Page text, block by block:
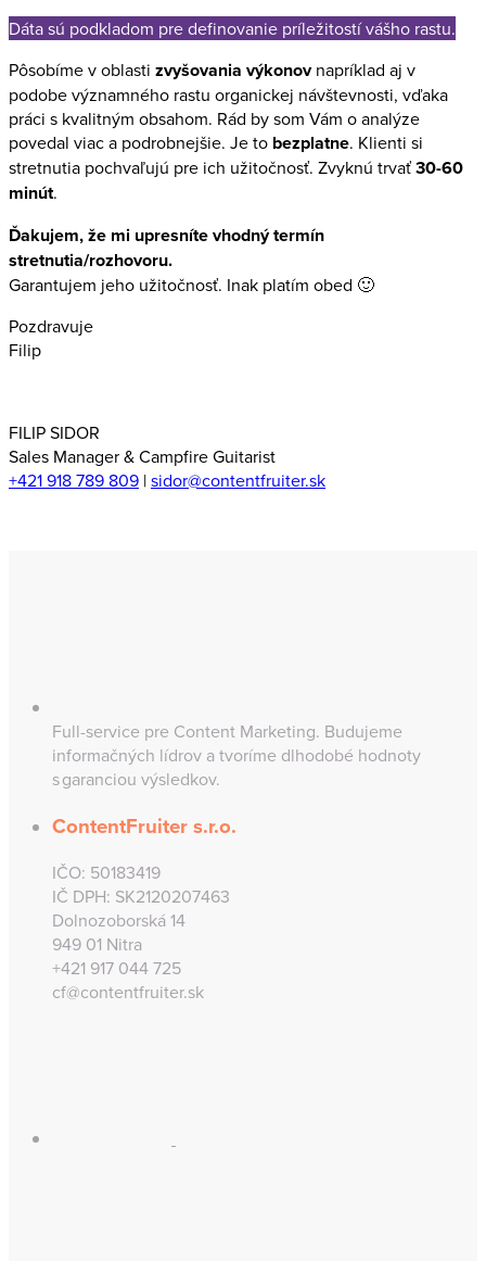
Dáta sú podkladom pre definovanie príležitostí vášho rastu.
Pôsobíme v oblasti zvyšovania výkonovnapríklad aj v
podobe významného rastu organickej návštevnosti, vďaka
práci s kvalitným obsahom. Rád by som Vám o analýze
povedal viac a podrobnejšie. Je to bezplatne. Klienti si
stretnutia pochvaľujú pre ich užitočnosť. Zvyknú trvať30-60
minút.
Ďakujem, že mi upresníte vhodný termín
stretnutia/rozhovoru.
Garantujem jeho užitočnosť. Inak platím obed 🙂
Pozdravuje
Filip
FILIP SIDOR
Sales Manager & Campfire Guitarist
+421 918 789 809 |sidor@contentfruiter.sk
Full-service pre Content Marketing. Budujeme
informačných lídrov a tvoríme dlhodobé hodnoty
s garanciou výsledkov.
ContentFruiter s.r.o.
IČO: 50183419
IČ DPH: SK2120207463
Dolnozoborská 14
949 01 Nitra
+421 917 044 725
cf@contentfruiter.sk